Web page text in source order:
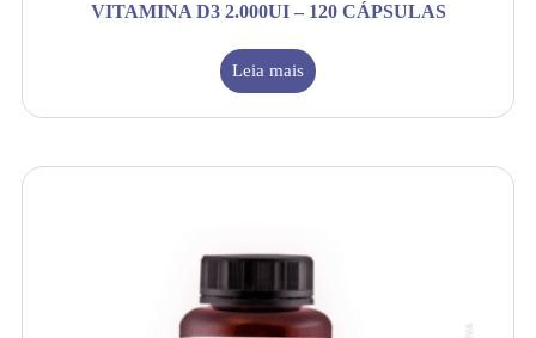
VITAMINA D3 2.000UI – 120 CÁPSULAS
Leia mais